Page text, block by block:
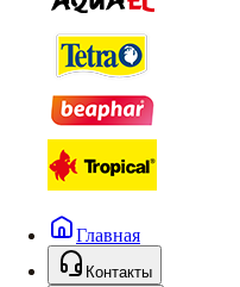
Главная
Контакты